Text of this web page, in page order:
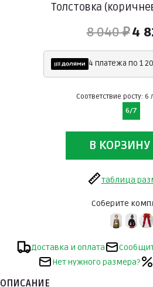
Толстовка
8 040 ₽4
4 платежа по 1
Соответствие росту: 6
6/7
таблица
Соберите
Доставка и оплата
Нет нужного размера?
ОПИСАНИЕ